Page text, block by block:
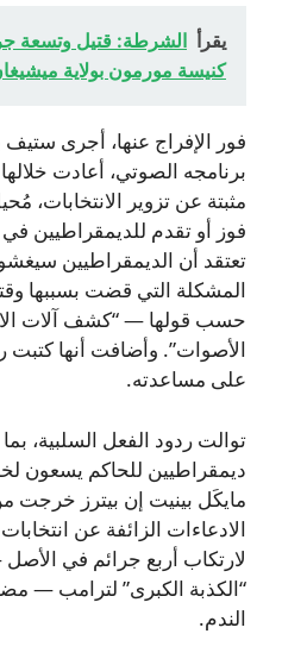
يقرأ الشرطة: قتيل وتسعة
كنيسة مورمون بولاية
فور الإفراج عنها، أجرى ستيف
برنامجه الصوتي، أعادت
مثبتة عن تزوير الانتخابات،
فوز أو تقدم للديمقراطيين في
تعتقد أن الديمقراطيين
المشكلة التي قضت بسببها
حسب قولها — “كشف آلات
الأصوات”. وأضافت أنها
على مساعدته.
توالت ردود الفعل السلبية،
ديمقراطيين للحاكم يسعون
مايكَل بينيت إن بيترز
الادعاءات الزائفة عن
لارتكاب أربع جرائم في
“الكذبة الكبرى” لترامب —
الندم.